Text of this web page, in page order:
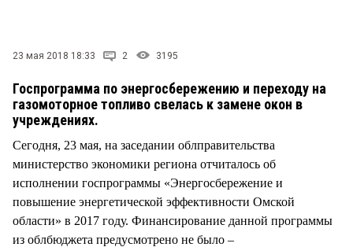
23 мая 2018 18:33 2 3195
Госпрограмма по энергосбережению и переходу на
газомоторное топливо свелась к замене окон в
учреждениях.
Сегодня, 23 мая, на заседании облправительства
министерство экономики региона отчиталось об
исполнении госпрограммы «Энергосбережение и
повышение энергетической эффективности Омской
области» в 2017 году. Финансирование данной программы
из облбюджета предусмотрено не было –